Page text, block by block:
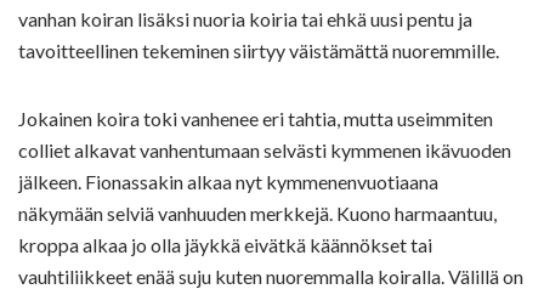
vanhan koiran lisäksi nuoria koiria tai ehkä uusi pentu ja
tavoitteellinen tekeminen siirtyy väistämättä nuoremmille.
Jokainen koira toki vanhenee eri tahtia, mutta useimmiten
colliet alkavat vanhentumaan selvästi kymmenen ikävuoden
jälkeen. Fionassakin alkaa nyt kymmenenvuotiaana
näkymään selviä vanhuuden merkkejä. Kuono harmaantuu,
kroppa alkaa jo olla jäykkä eivätkä käännökset tai
vauhtiliikkeet enää suju kuten nuoremmalla koiralla. Välillä on